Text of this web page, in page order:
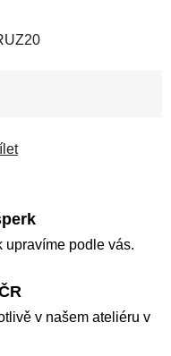
upravíme podle vás.
v našem ateliéru v